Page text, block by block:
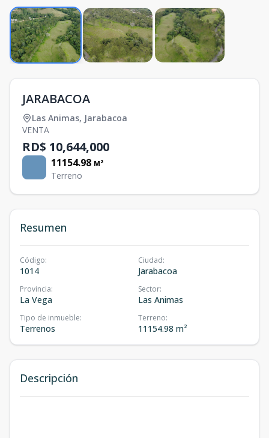
JARABACOA
Las Animas, Jarabacoa
VENTA
RD$ 10,644,000
11154.98 M²
Terreno
Resumen
Código:
1014
Ciudad:
Jarabacoa
Provincia:
La Vega
Sector:
Las Animas
Tipo de inmueble:
Terrenos
Terreno:
11154.98 m²
Descripción